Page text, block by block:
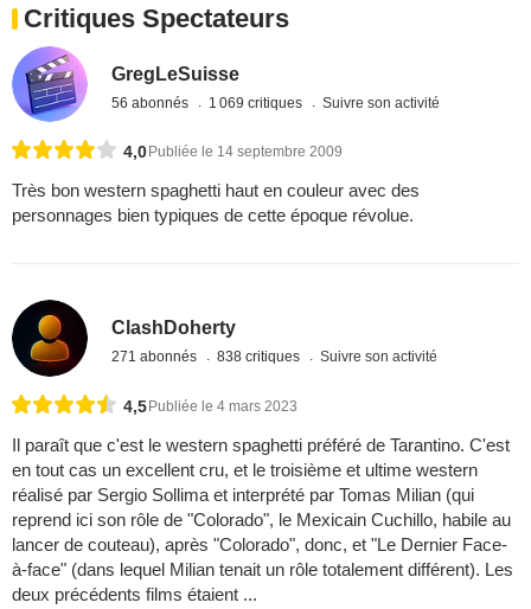
Critiques Spectateurs
GregLeSuisse
56 abonnés 1 069 critiques Suivre son activité
4,0 Publiée le 14 septembre 2009
Très bon western spaghetti haut en couleur avec des
personnages bien typiques de cette époque révolue.
ClashDoherty
271 abonnés 838 critiques Suivre son activité
4,5Publiée le 4 mars 2023
Il paraît que c'est le western spaghetti préféré de Tarantino. C'est
en tout cas un excellent cru, et le troisième et ultime western
réalisé par Sergio Sollima et interprété par Tomas Milian (qui
reprend ici son rôle de "Colorado", le Mexicain Cuchillo, habile au
lancer de couteau), après "Colorado", donc, et "Le Dernier Face-
à-face" (dans lequel Milian tenait un rôle totalement différent). Les
deux précédents films étaient ...